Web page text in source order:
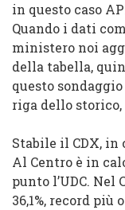
in questo caso
Quando i dati
ministero noi
della tabella,
questo
riga dello
Stabile il CDX, in
Al Centro è in
punto l’UDC. Nel
36,1%, record